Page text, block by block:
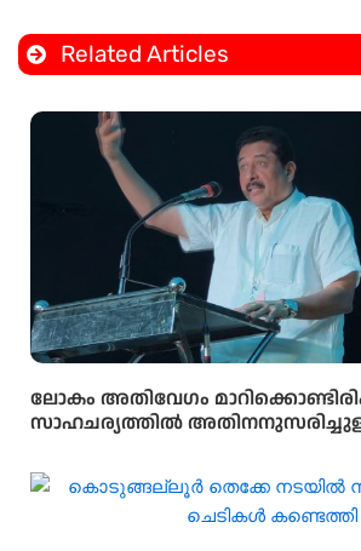
Related Articles
ലോകം അതിവേഗം
സാഹചര്യത്തിൽ
വിദ്യാർഥികൾക്ക് ലഭ്യമാക്കുകയാണ്
ലക്ഷ്യമെന്ന് സംസ്ഥാന വിദ്യാഭ്യാസ